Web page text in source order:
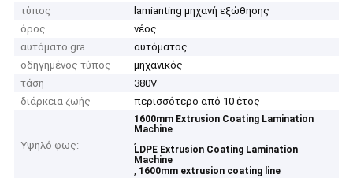
τύπος
lamianting μηχανή εξώθησης
όρος
νέος
αυτόματο gra
αυτόματος
οδηγημένος τύπος
μηχανικός
τάση
380V
διάρκεια ζωής
περισσότερο από 10 έτος
Υψηλό φως:
1600mm Extrusion Coating Lamination
Machine
,
LDPE Extrusion Coating Lamination
Machine
, 1600mm extrusion coating line